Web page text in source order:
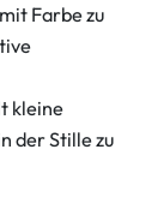
Farbe zu
kleine
der Stille zu